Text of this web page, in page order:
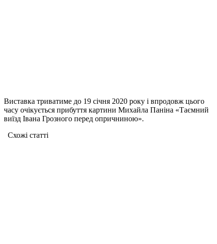
Виставка триватиме до 19 січня 2020 року і впродовж цього
часу очікується прибуття картини Михайла Паніна «Таємний
виїзд Івана Грозного перед опричниною».
Схожі статтi